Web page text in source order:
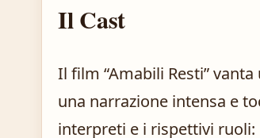
Il Cast
Il film “Amabili Resti”
una narrazione intensa e
interpreti e i rispettivi ruoli: